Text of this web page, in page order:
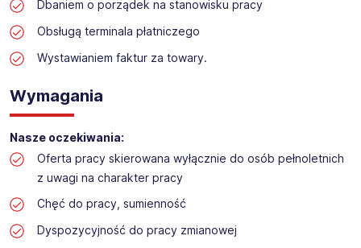
Obecnie dla naszego Klienta, poszukujemy osób do pracy
na stanowisko:
Praca w sektorze obsługi klienta w markecie
Lokalizacja: Koszalin
Dbaniem o porządek na stanowisku pracy
Obsługą terminala płatniczego
Wystawianiem faktur za towary.
Wymagania
Nasze oczekiwania:
Oferta pracy skierowana wyłącznie do osób pełnoletnich
z uwagi na charakter pracy
Chęć do pracy, sumienność
Dyspozycyjność do pracy zmianowej